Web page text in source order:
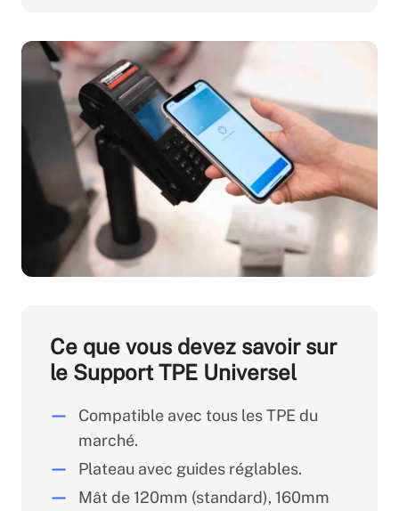
Ce que vous devez savoir sur
le Support TPE Universel
Compatible avec tous les TPE du
marché.
Plateau avec guides réglables.
Mât de 120mm (standard), 160mm